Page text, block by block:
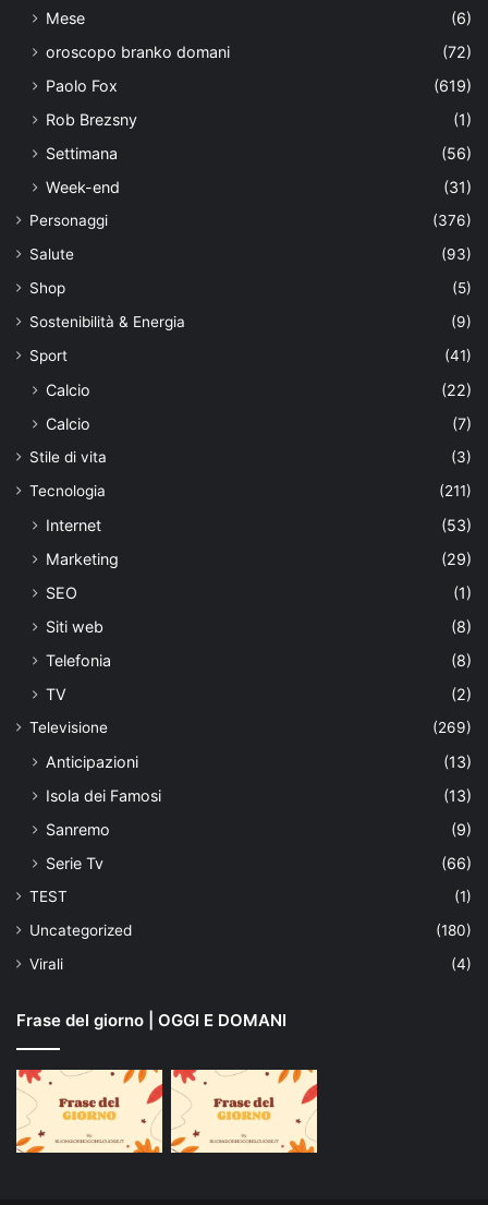
Mese
(6)
oroscopo branko domani
(72)
Paolo Fox
(619)
Rob Brezsny
(1)
Settimana
(56)
Week-end
(31)
Personaggi
(376)
Salute
(93)
Shop
(5)
Sostenibilità & Energia
(9)
Sport
(41)
Calcio
(22)
Calcio
(7)
Stile di vita
(3)
Tecnologia
(211)
Internet
(53)
Marketing
(29)
SEO
(1)
Siti web
(8)
Telefonia
(8)
TV
(2)
Televisione (269)
Anticipazioni
(13)
Isola dei Famosi
(13)
Sanremo
(9)
Serie Tv
(66)
TEST
(1)
Uncategorized
(180)
Virali
(4)
Frase del giorno | OGGI E DOMANI